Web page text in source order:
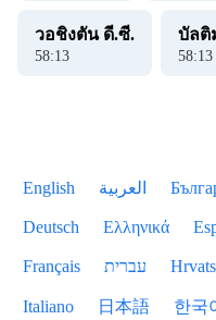
วอชิงตัน ดี.ซี.
58:13
บัลติ
58:13
English العربية
Deutsch Ελληνικά
Français עברית
Italiano 日本語 한국